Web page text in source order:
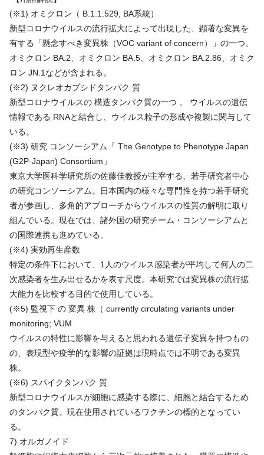
(※1) オミクロン（ B.1.1.529, BA系統）
新型コロナウイルスの流行拡大によって出現した、顕著な変異を
有する「懸念すべき変異株（VOC variant of concern）」の一つ。
オミクロン BA.2、オミクロン BA.5、オミクロン BA.2.86、オミク
ロン JN.1などが含まれる。
(※2) ヌクレオカプシドタンパク 質
新型コロナウイルスの 構造タンパク質の一つ 。 ウイルスの遺伝
情報である RNAと結合し、ウイルス粒子の形成や複製に関与して
いる。
(※3) 研究 コンソーシアム「 The Genotype to Phenotype Japan
(G2P-Japan) Consortium」
東京大学医科学研究所の佐藤佳教授が主宰する、若手研究者中心
の研究コンソーシアム。日本国内の様々な専門性を持つ若手研究
者が参画し、多角的アプローチからウイルスの性質の解明に取り
組んでいる。現在では、諸外国の研究チーム・コンソーシアムと
の国際連携も進めている。
(※4) 実効再生産数
特定の条件下において、1人のウイルス感染者が平均して何人の二
次感染者を生み出せるかを表す尺度。本研究では変異株の流行拡
大能力を比較する目的で使用している。
(※5) 監視下 の 変異 株（ currently circulating variants under
monitoring; VUM
ウイルスの特性に影響を与えると思われる遺伝子変異を持つもの
の、表現型や疫学的な影響の証拠は現時点では不明である変異
株。
(※6) スパイクタンパク 質
新型コロナウイルスが細胞に感染する際に、細胞と結合するため
のタンパク質。現在使用されているワクチンの標的となってい
る。
7) オルガノイド